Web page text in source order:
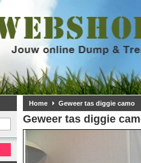
Home Geweer tas diggie camo
Geweer tas diggie